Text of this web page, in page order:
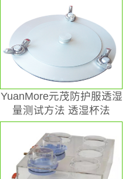
YuanMore元茂防护服透湿
量测试方法 透湿杯法